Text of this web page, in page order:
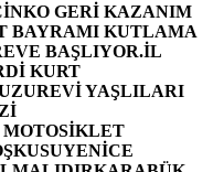
GERİ KAZANIM
BAYRAMI KUTLAMA
BAŞLIYOR.İL
KURT
YAŞLILARI
YENİCE